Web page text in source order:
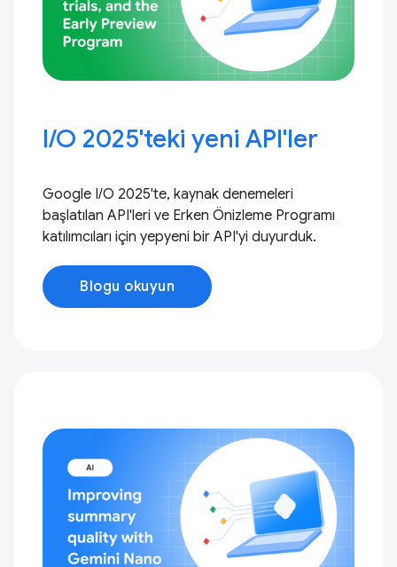
I / O 2025'teki yeni API'ler
Google I/O 2025'te, kaynak denemeleri
başlatılan API'leri ve Erken Önizleme Programı
katılımcıları için yepyeni bir API'yi duyurduk.
Blogu okuyun